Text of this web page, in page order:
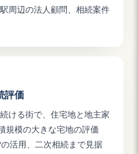
周辺の法人顧問、相続案件
評価
ける街で、住宅地と地主家
規模の大きな宅地の評価
活用、二次相続まで見据